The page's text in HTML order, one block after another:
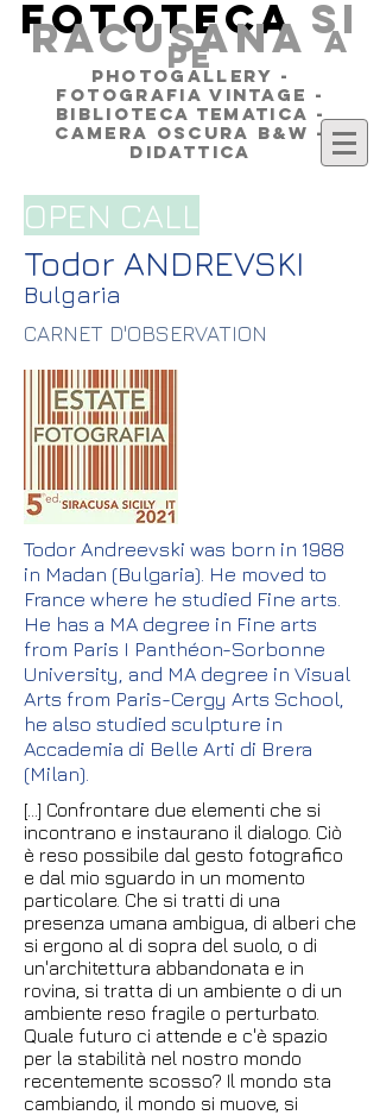
FOTOTECA SI
RACUSANAa
pe
PHOTOGALLERY -
FOTOGRAFIA VINTAGE -
BIBLIOTECA TEMATICA -
CAMERA OSCURA B&W -
DIDATTICA
OPEN CALL
Todor ANDREVSKI
Bulgaria
CARNET D'OBSERVATION
Todor Andreevski was born in 1988
in Madan (Bulgaria). He moved to
France where he studied Fine arts.
He has a MA degree in Fine arts
from Paris I Panthéon-Sorbonne
University, and MA degree in Visual
Arts from Paris-Cergy Arts School,
he also studied sculpture in
Accademia di Belle Arti di Brera
(Milan).
[...] Confrontare due elementi che si
incontrano e instaurano il dialogo. Ciò
è reso possibile dal gesto fotografico
e dal mio sguardo in un momento
particolare. Che si tratti di una
presenza umana ambigua, di alberi che
si ergono al di sopra del suolo, o di
un'architettura abbandonata e in
rovina, si tratta di un ambiente o di un
ambiente reso fragile o perturbato.
Quale futuro ci attende e c'è spazio
per la stabilità nel nostro mondo
recentemente scosso? Il mondo sta
cambiando, il mondo si muove, si